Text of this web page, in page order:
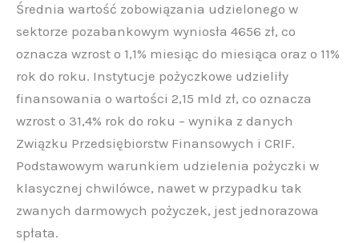
Średnia wartość zobowiązania udzielonego w
sektorze pozabankowym wyniosła 4656 zł, co
oznacza wzrost o 1,1% miesiąc do miesiąca oraz o 11%
rok do roku. Instytucje pożyczkowe udzieliły
finansowania o wartości 2,15 mld zł, co oznacza
wzrost o 31,4% rok do roku – wynika z danych
Związku Przedsiębiorstw Finansowych i CRIF.
Podstawowym warunkiem udzielenia pożyczki w
klasycznej chwilówce, nawet w przypadku tak
zwanych darmowych pożyczek, jest jednorazowa
spłata.